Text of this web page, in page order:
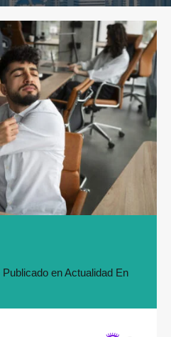
Publicado enActualidad En